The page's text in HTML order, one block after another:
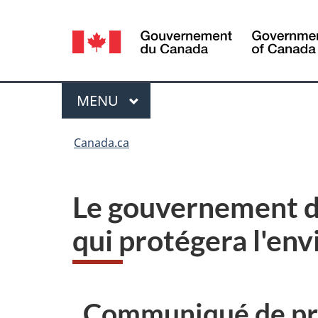
Sélection
de
la
langue
Menu
MENU PRINCIPAL
Canada.ca
Le gouvernement
qui protégera